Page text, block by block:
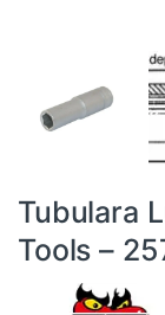
Tubulara
Tools –